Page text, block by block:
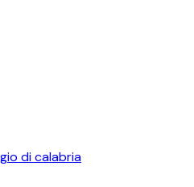
di calabria